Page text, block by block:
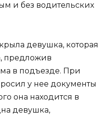
и без водительских
девушка, которая
предложив
в подъезде. При
у нее документы
она находится в
девушка,